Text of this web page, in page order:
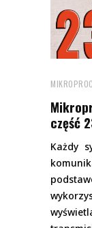
część
Każdy